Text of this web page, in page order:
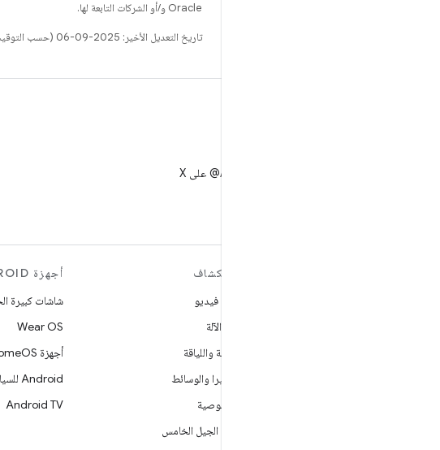
Oracle و/أو الشركات التابعة لها.
تاريخ التعديل الأخير: 2025-09-06 (حسب التوقيت العالمي المتفَّق عليه)
استكشاف
ألعاب فيديو
تعلُم الآلة
الصحة واللياقة
الكاميرا والوسائط
الخصوصية
شبكة الجيل الخامس
أجهزة ANDROID
شاشات كبيرة
Wear OS
أجهزة ChromeOS
Android للسيارات
Android TV